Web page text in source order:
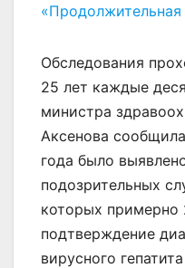
Обследования
25 лет каждые
министра
Аксенова
года было
подозрительных
которых примерно
подтверждение
вирусного